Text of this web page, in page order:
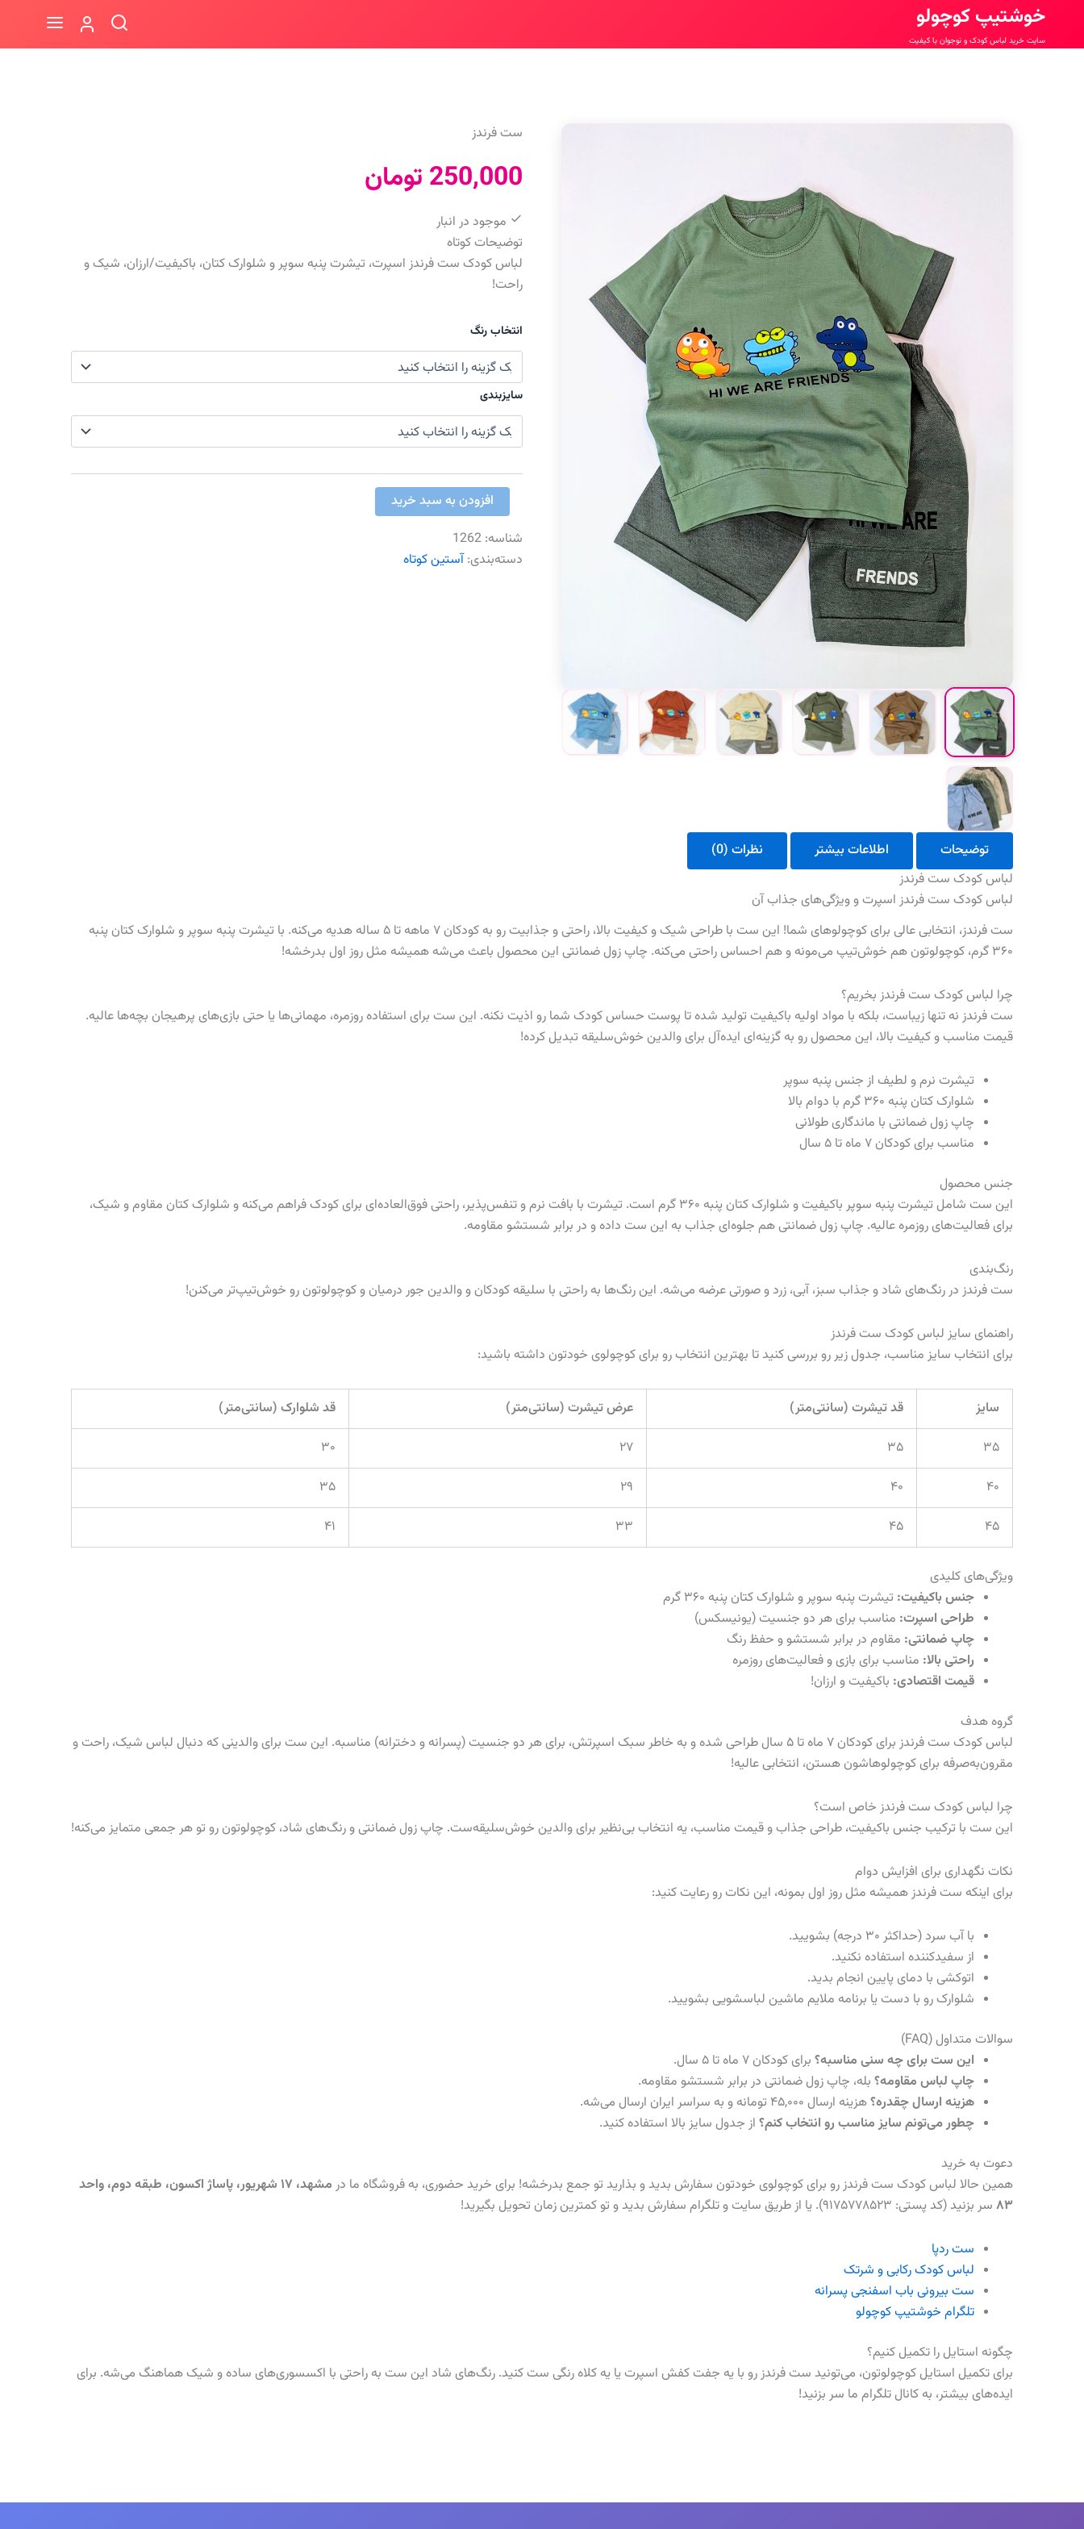
خوشتیپ کوچولو
سایت خرید لباس کودک و نوجوان با کیفیت
ست فرندز
250,000 تومان
موجود در انبار
توضیحات کوتاه
لباس کودک ست فرندز اسپرت، تیشرت پنبه سوپر و شلوارک کتان، باکیفیت/ارزان، شیک و
راحت!
انتخاب رنگ
سایزبندی
ست
فرندز
افزودن به سبد خرید
شناسه: 1262
دسته‌بندی: آستین کوتاه
توضیحات اطلاعات بیشتر
نظرات (0)
لباس کودک ست فرندز
لباس کودک ست فرندز اسپرت و ویژگی‌های جذاب آن
ست فرندز، انتخابی عالی برای کوچولوهای شما! این ست با طراحی شیک و کیفیت بالا، راحتی و جذابیت رو به کودکان ۷ ماهه تا ۵ ساله هدیه می‌کنه. با تیشرت پنبه سوپر و شلوارک کتان پنبه
۳۶۰ گرم، کوچولوتون هم خوش‌تیپ می‌مونه و هم احساس راحتی می‌کنه. چاپ زول ضمانتی این محصول باعث می‌شه همیشه مثل روز اول بدرخشه!
چرا لباس کودک ست فرندز بخریم؟
ست فرندز نه تنها زیباست، بلکه با مواد اولیه باکیفیت تولید شده تا پوست حساس کودک شما رو اذیت نکنه. این ست برای استفاده روزمره، مهمانی‌ها یا حتی بازی‌های پرهیجان بچه‌ها عالیه.
قیمت مناسب و کیفیت بالا، این محصول رو به گزینه‌ای ایده‌آل برای والدین خوش‌سلیقه تبدیل کرده!
تیشرت نرم و لطیف از جنس پنبه سوپر
شلوارک کتان پنبه ۳۶۰ گرم با دوام بالا
چاپ زول ضمانتی با ماندگاری طولانی
مناسب برای کودکان ۷ ماه تا ۵ سال
جنس محصول
این ست شامل تیشرت پنبه سوپر باکیفیت و شلوارک کتان پنبه ۳۶۰ گرم است. تیشرت با بافت نرم و تنفس‌پذیر، راحتی فوق‌العاده‌ای برای کودک فراهم می‌کنه و شلوارک کتان مقاوم و شیک،
برای فعالیت‌های روزمره عالیه. چاپ زول ضمانتی هم جلوه‌ای جذاب به این ست داده و در برابر شستشو مقاومه.
رنگ‌بندی
ست فرندز در رنگ‌های شاد و جذاب سبز، آبی، زرد و صورتی عرضه می‌شه. این رنگ‌ها به راحتی با سلیقه کودکان و والدین جور درمیان و کوچولوتون رو خوش‌تیپ‌تر می‌کنن!
راهنمای سایز لباس کودک ست فرندز
برای انتخاب سایز مناسب، جدول زیر رو بررسی کنید تا بهترین انتخاب رو برای کوچولوی خودتون داشته باشید:
سایز قد تیشرت (سانتی‌متر) عرض تیشرت (سانتی‌متر)
قد شلوارک (سانتی‌متر)
۳۵
۳۵ ۲۷
۳۰
۴۰
۴۰ ۲۹
۳۵
۴۵
۴۵ ۳۳ ۴۱
ویژگی‌های کلیدی
جنس باکیفیت: تیشرت پنبه سوپر و شلوارک کتان پنبه ۳۶۰ گرم
طراحی اسپرت: مناسب برای هر دو جنسیت (یونیسکس)
چاپ ضمانتی: مقاوم در برابر شستشو و حفظ رنگ
راحتی بالا: مناسب برای بازی و فعالیت‌های روزمره
قیمت اقتصادی: باکیفیت و ارزان!
گروه هدف
لباس کودک ست فرندز برای کودکان ۷ ماه تا ۵ سال طراحی شده و به خاطر سبک اسپرتش، برای هر دو جنسیت (پسرانه و دخترانه) مناسبه. این ست برای والدینی که دنبال لباس شیک، راحت و
مقرون‌به‌صرفه برای کوچولوهاشون هستن، انتخابی عالیه!
چرا لباس کودک ست فرندز خاص است؟
این ست با ترکیب جنس باکیفیت، طراحی جذاب و قیمت مناسب، یه انتخاب بی‌نظیر برای والدین خوش‌سلیقه‌ست. چاپ زول ضمانتی و رنگ‌های شاد، کوچولوتون رو تو هر جمعی متمایز می‌کنه!
نکات نگهداری برای افزایش دوام
برای اینکه ست فرندز همیشه مثل روز اول بمونه، این نکات رو رعایت کنید:
با آب سرد (حداکثر ۳۰ درجه) بشویید.
از سفیدکننده استفاده نکنید.
اتوکشی با دمای پایین انجام بدید.
شلوارک رو با دست یا برنامه ملایم ماشین لباسشویی بشویید.
سوالات متداول (FAQ)
این ست برای چه سنی مناسبه؟ برای کودکان ۷ ماه تا ۵ سال.
چاپ لباس مقاومه؟ بله، چاپ زول ضمانتی در برابر شستشو مقاومه.
هزینه ارسال چقدره؟هزینه ارسال ۴۵,۰۰۰ تومانه و به سراسر ایران ارسال می‌شه.
چطور می‌تونم سایز مناسب رو انتخاب کنم؟ از جدول سایز بالا استفاده کنید.
دعوت به خرید
همین حالا لباس کودک ست فرندز رو برای کوچولوی خودتون سفارش بدید و بذارید تو جمع بدرخشه! برای خرید حضوری، به فروشگاه ما در
مشهد، ۱۷ شهریور، پاساژ اکسون، طبقه دوم، واحد
۸۳ سر بزنید (کد پستی: ۹۱۷۵۷۷۸۵۲۳). یا از طریق سایت و تلگرام سفارش بدید و تو کمترین زمان تحویل بگیرید!
ست ردپا
لباس کودک رکابی و شرتک
ست بیرونی باب اسفنجی پسرانه
تلگرام خوشتیپ کوچولو
چگونه استایل را تکمیل کنیم؟
برای تکمیل استایل کوچولوتون، می‌تونید ست فرندز رو با یه جفت کفش اسپرت یا یه کلاه رنگی ست کنید. رنگ‌های شاد این ست به راحتی با اکسسوری‌های ساده و شیک هماهنگ می‌شه. برای
ایده‌های بیشتر، به کانال تلگرام ما سر بزنید!